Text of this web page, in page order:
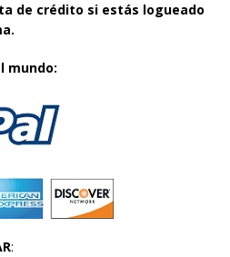
de crédito si estás logueado
mundo:
: